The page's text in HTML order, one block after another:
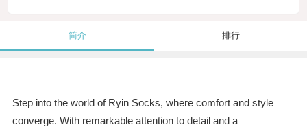
简介 排行
Step into the world of Ryin Socks, where comfort and style
converge. With remarkable attention to detail and a